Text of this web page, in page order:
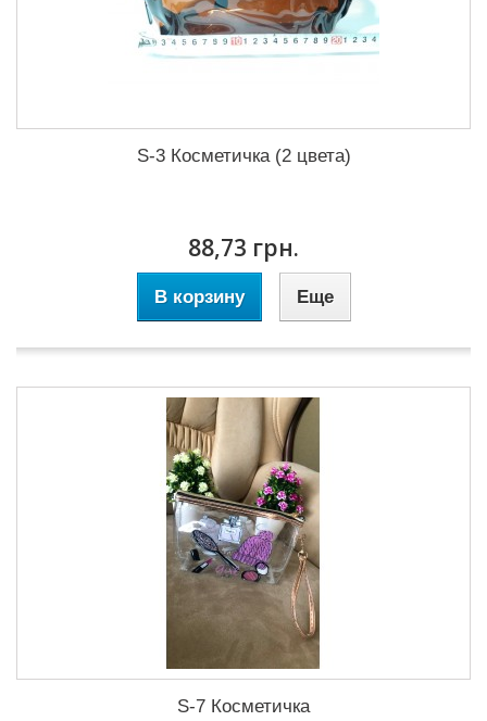
S-3 Косметичка (2 цвета)
88,73 грн.
В корзину Еще
S-7 Косметичка